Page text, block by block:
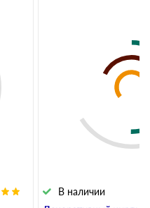
В наличии